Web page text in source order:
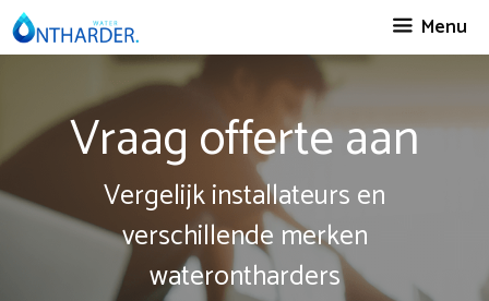
Spring
naar
Menu
Vraag offerte aan
Vergelijk installateurs en
verschillende merken
waterontharders